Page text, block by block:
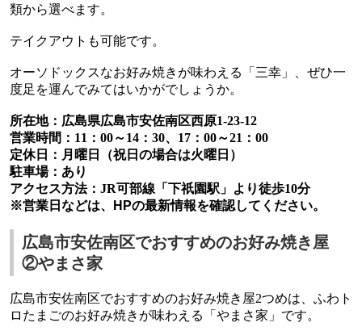
類から選べます。
テイクアウトも可能です。
オーソドックスなお好み焼きが味わえる「三幸」、ぜひ一
度足を運んでみてはいかがでしょうか。
所在地：広島県広島市安佐南区西原1-23-12
営業時間： 11 ： 00～14： 30、 17： 00～21 ： 00
定休日：月曜日（祝日の場合は火曜日）
駐車場：あり
アクセス方法： JR可部線「下祇園駅」より徒歩10分
※営業日などは、HPの最新情報を確認してください。
広島市安佐南区でおすすめのお好み焼き屋
②やまさ家
広島市安佐南区でおすすめのお好み焼き屋2つめは、ふわト
ロたまごのお好み焼きが味わえる「やまさ家」です。